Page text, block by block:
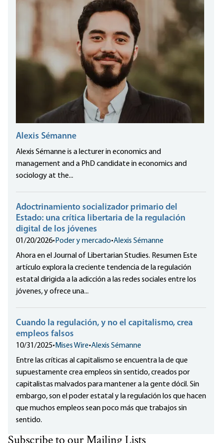
Alexis Sémanne
Alexis Sémanne is a lecturer in economics and
management and a PhD candidate in economics and
sociology at the...
Adoctrinamiento socializador primario del
Estado: una crítica libertaria de la regulación
digital de los jóvenes
01/20/2026• Poder y mercado•Alexis Sémanne
Ahora en el Journal of Libertarian Studies. Resumen Este
artículo explora la creciente tendencia de la regulación
estatal dirigida a la adicción a las redes sociales entre los
jóvenes, y ofrece una...
Cuando la regulación, y no el capitalismo, crea
empleos falsos
10/31/2025• Mises Wire•Alexis Sémanne
Entre las críticas al capitalismo se encuentra la de que
supuestamente crea empleos sin sentido, creados por
capitalistas malvados para mantener a la gente dócil. Sin
embargo, son el poder estatal y la regulación los que hacen
que muchos empleos sean poco más que trabajos sin
sentido.